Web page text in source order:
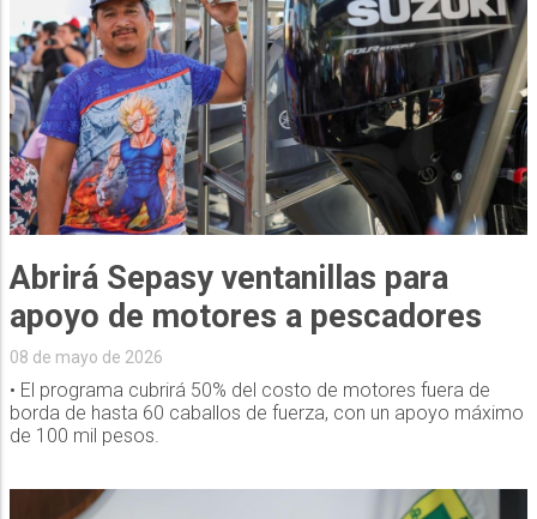
Abrirá Sepasy ventanillas para
apoyo de motores a pescadores
08 de mayo de 2026
• El programa cubrirá 50% del costo de motores fuera de
borda de hasta 60 caballos de fuerza, con un apoyo máximo
de 100 mil pesos.